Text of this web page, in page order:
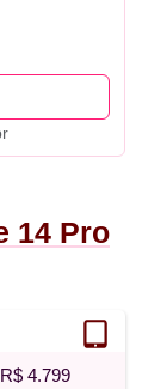
14 Pro
4.799